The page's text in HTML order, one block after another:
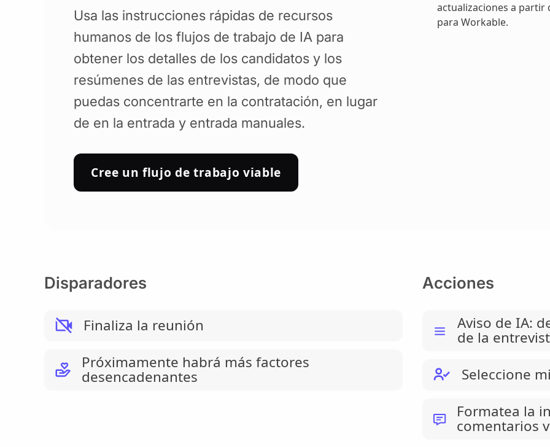
Usa las instrucciones rápidas de recursos
humanos de los flujos de trabajo de IA para
obtener los detalles de los candidatos y los
resúmenes de las entrevistas, de modo que
puedas concentrarte en la contratación, en lugar
de en la entrada y entrada manuales.
Cree un flujo de trabajo viable
Disparadores
Finaliza la reunión
Próximamente habrá más factores
desencadenantes
Acciones
Aviso de IA:
de la
Seleccione
Formatea la
comentarios